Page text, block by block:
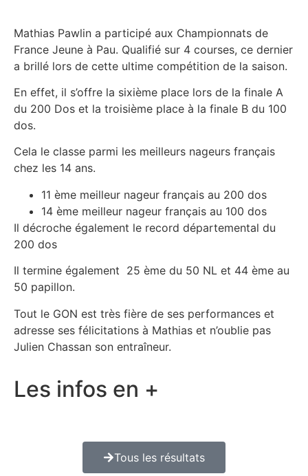
Mathias Pawlin a participé aux Championnats de
France Jeune à Pau. Qualifié sur 4 courses, ce dernier
a brillé lors de cette ultime compétition de la saison.
En effet, il s’offre la sixième place lors de la finale A
du 200 Dos et la troisième place à la finale B du 100
dos.
Cela le classe parmi les meilleurs nageurs français
chez les 14 ans.
11 ème meilleur nageur français au 200 dos
14 ème meilleur nageur français au 100 dos
Il décroche également le record départemental du
200 dos
Il termine également 25 ème du 50 NL et 44 ème au
50 papillon.
Tout le GON est très fière de ses performances et
adresse ses félicitations à Mathias et n’oublie pas
Julien Chassan son entraîneur.
Les infos en +
Tous les résultats